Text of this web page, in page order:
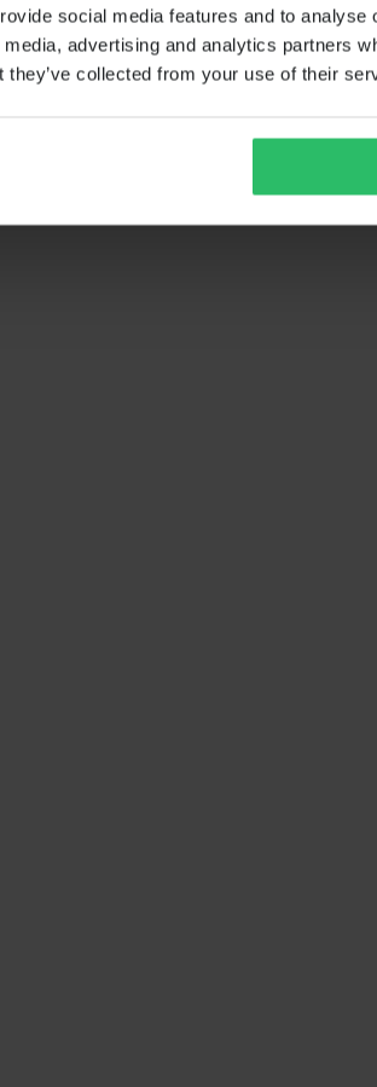
social media features and to analyse
advertising and analytics partners
collected from your use of their